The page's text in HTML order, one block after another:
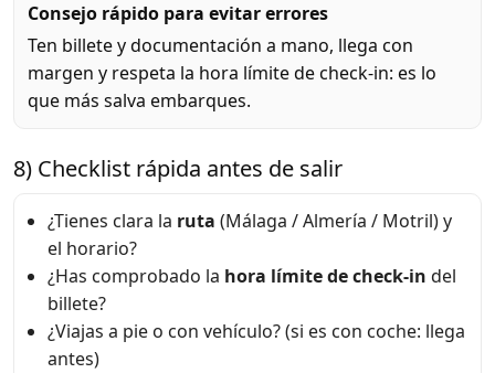
Consejo rápido para evitar errores
Ten billete y documentación a mano, llega con
margen y respeta la hora límite de check-in: es lo
que más salva embarques.
8) Checklist rápida antes de salir
¿Tienes clara la ruta (Málaga / Almería / Motril) y
el horario?
¿Has comprobado la hora límite de check-in del
billete?
¿Viajas a pie o con vehículo? (si es con coche: llega
antes)